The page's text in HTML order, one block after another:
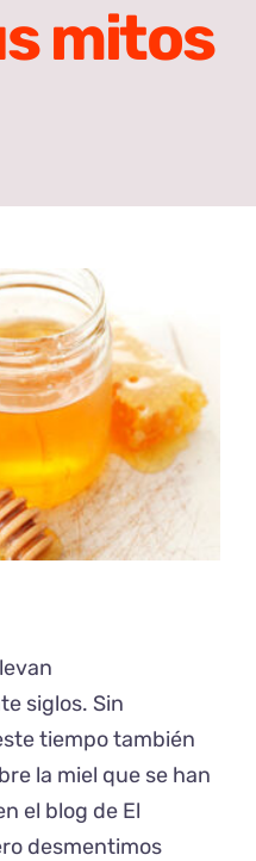
mitos
siglos. Sin
tiempo también
la miel que se han
el blog de El
desmentimos